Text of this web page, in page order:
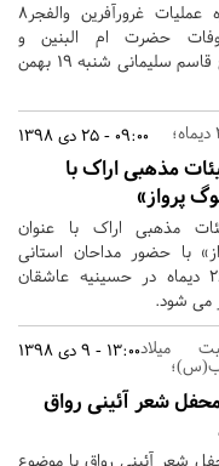
شب خاطره عملیات غرورآفرین والفجر۸
حضرت ام البنین و
بزرگداشت چهلمین روز شهادت سردار دلها حاج قاسم سلیمانی شنبه 19 بهمن
09:00 - 25 دی 1398
مذهبی اراک با
پرواز»
مذهبی اراک با عنوان
با حضور مداحان استانی
پنجشنبه ۲۶ دیماه در حسینیه عاشقان
می شود.
13:00 - 9 دی 1398میلاد
شعر آئینی رواق
شعر آئینی رواق با موضوع